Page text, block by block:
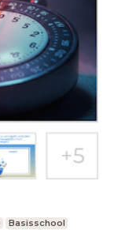
Basisschool